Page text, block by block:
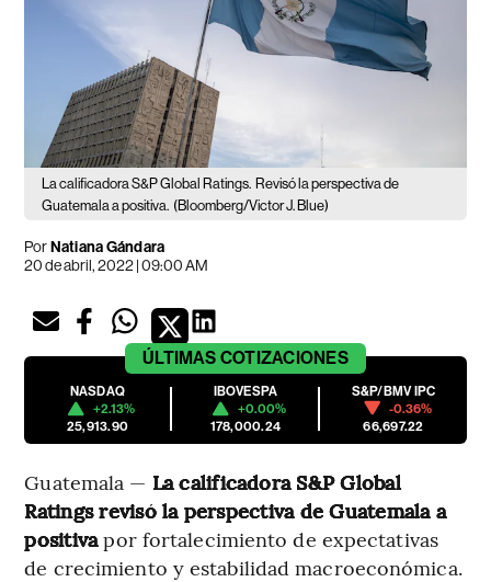
La calificadora S&P Global Ratings. Revisó la perspectiva de
Guatemala a positiva. (Bloomberg/Victor J. Blue)
PorNatiana Gándara
20 de abril, 2022 | 09:00 AM
ÚLTIMAS COTIZACIONES
NASDAQ
+2.13%
25,913.90
IBOVESPA
+0.00%
178,000.24
S&P/BMV IPC
-0.36%
66,697.22
Guatemala — La calificadora S&P Global
Ratings revisó la perspectiva de Guatemala a
positivapor fortalecimiento de expectativas
de crecimiento y estabilidad macroeconómica.